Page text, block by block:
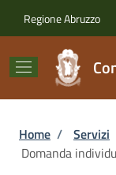
Regione Abruzzo
Briciole
Home / Servizi
Domanda